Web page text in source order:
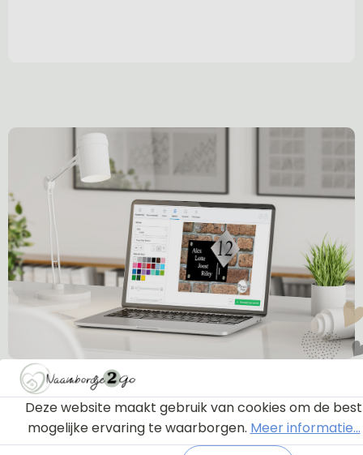
Ontwerptool
Via onderstaande knop komt u bij een instructie en
Deze website maakt gebruik van cookies om de best
mogelijke ervaring te waarborgen. Meer informatie...